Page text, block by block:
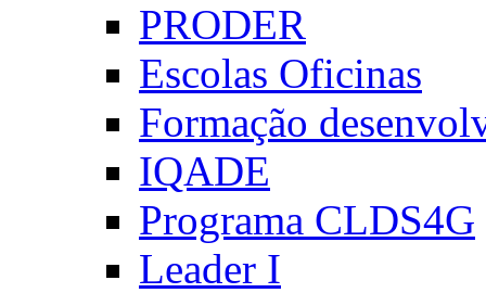
PRODER
Escolas Oficinas
Formação
IQADE
Programa CLDS4G
Leader I